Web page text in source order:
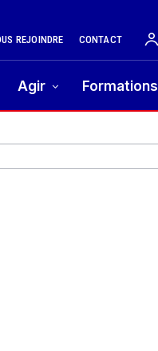
REJOINDRE CONTACT
Agir Formations